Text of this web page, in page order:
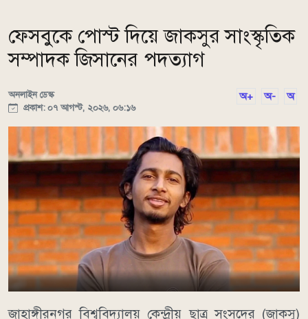
ফেসবুকে পোস্ট দিয়ে জাকসুর সাংস্কৃতিক
সম্পাদক জিসানের পদত্যাগ
অনলাইন ডেস্ক
প্রকাশ: ০৭ আগস্ট, ২০২৬, ০৬:১৬
অ+ অ- অ
জাহাঙ্গীরনগর বিশ্ববিদ্যালয় কেন্দ্রীয় ছাত্র সংসদের (জাকসু)